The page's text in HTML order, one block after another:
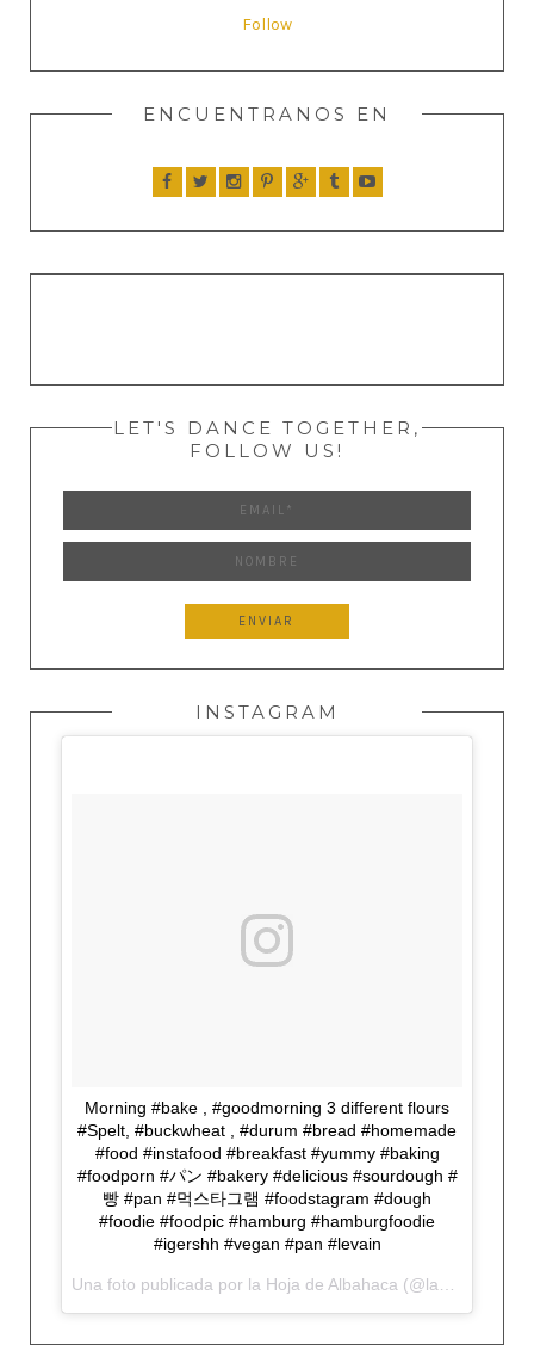
Follow
ENCUENTRANOS EN
LET'S DANCE TOGETHER,
FOLLOW US!
INSTAGRAM
Morning #bake , #goodmorning 3 different flours
#Spelt, #buckwheat , #durum #bread #homemade
#food #instafood #breakfast #yummy #baking
#foodporn #パン #bakery #delicious #sourdough #
빵 #pan #먹스타그램 #foodstagram #dough
#foodie #foodpic #hamburg #hamburgfoodie
#igershh #vegan #pan #levain
Una foto publicada por la Hoja de Albahaca (@lahojadealbahaca) el